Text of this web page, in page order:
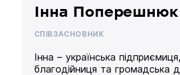
Інна Поперешнюк
СПІВЗАСНОВНИК
Інна – українська підприємиця,
благодійниця та громадська